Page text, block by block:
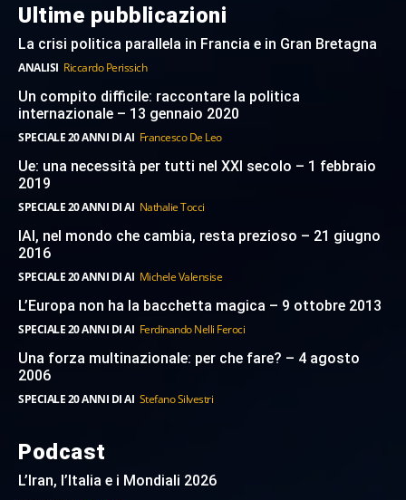
Ultime pubblicazioni
La crisi politica parallela in Francia e in Gran Bretagna
ANALISI Riccardo Perissich
Un compito difficile: raccontare la politica
internazionale – 13 gennaio 2020
SPECIALE 20 ANNI DI AI Francesco De Leo
Ue: una necessità per tutti nel XXI secolo – 1 febbraio
2019
SPECIALE 20 ANNI DI AI Nathalie Tocci
IAI, nel mondo che cambia, resta prezioso – 21 giugno
2016
SPECIALE 20 ANNI DI AI Michele Valensise
L’Europa non ha la bacchetta magica – 9 ottobre 2013
SPECIALE 20 ANNI DI AI Ferdinando Nelli Feroci
Una forza multinazionale: per che fare? – 4 agosto
2006
SPECIALE 20 ANNI DI AI Stefano Silvestri
Podcast
L’Iran, l’Italia e i Mondiali 2026